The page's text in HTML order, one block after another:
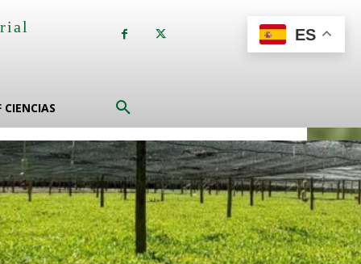
CIENCIAS
ES